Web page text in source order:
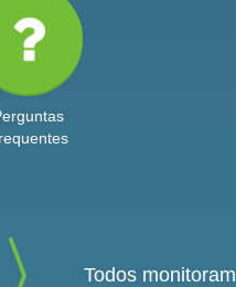
Todos monitoram